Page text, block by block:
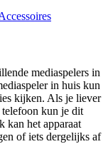
mediaspelers in
in huis kun
kijken. Als je liever
telefoon kun je dit
kan het apparaat
of iets dergelijks af